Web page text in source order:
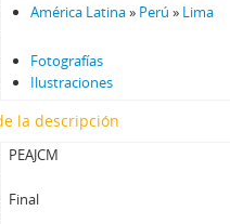
América Latina» Perú » Lima
Fotografías
Ilustraciones
la descripción
PEAJCM
Final